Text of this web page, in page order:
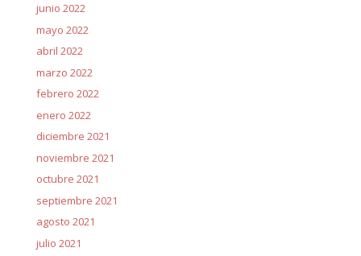
junio 2022
mayo 2022
abril 2022
marzo 2022
febrero 2022
enero 2022
diciembre 2021
noviembre 2021
octubre 2021
septiembre 2021
agosto 2021
julio 2021